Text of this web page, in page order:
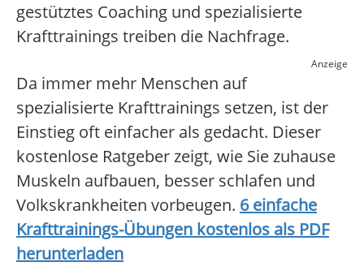
gestütztes Coaching und spezialisierte
Krafttrainings treiben die Nachfrage.
Anzeige
Da immer mehr Menschen auf
spezialisierte Krafttrainings setzen, ist der
Einstieg oft einfacher als gedacht. Dieser
kostenlose Ratgeber zeigt, wie Sie zuhause
Muskeln aufbauen, besser schlafen und
Volkskrankheiten vorbeugen. 6 einfache
Krafttrainings-Übungen kostenlos als PDF
herunterladen